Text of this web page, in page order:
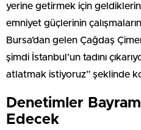
yerine getirmek için
emniyet güçlerinin
Bursa’dan gelen Çağdaş
şimdi İstanbul’un tadını
atlatmak istiyoruz” şeklinde
Denetimler
Edecek